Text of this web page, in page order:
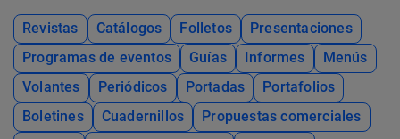
Revistas Catálogos Folletos
Presentaciones
Programas de eventos
Guías Informes
Menús
Volantes
Periódicos Portadas
Portafolios
Boletines
Cuadernillos
Propuestas comerciales